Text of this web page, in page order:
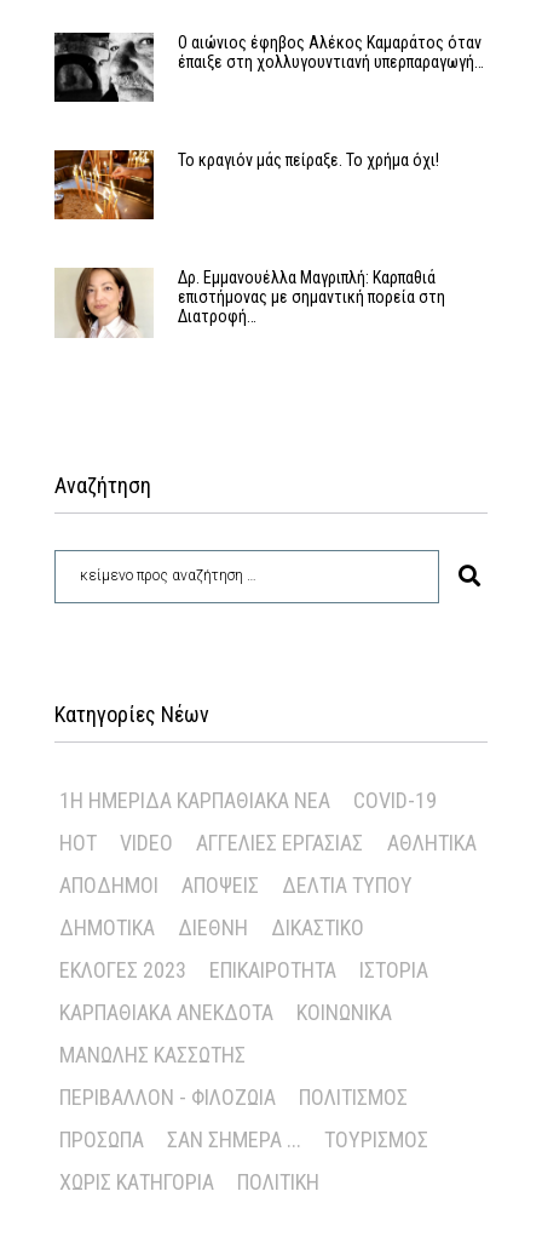
Ο αιώνιος έφηβος Αλέκος Καμαράτος όταν
έπαιξε στη χολλυγουντιανή υπερπαραγωγή…
Το κραγιόν μάς πείραξε. Το χρήμα όχι!
Δρ. Εμμανουέλλα Μαγριπλή: Καρπαθιά
επιστήμονας με σημαντική πορεία στη
Διατροφή…
Αναζήτηση
Κατηγορίες Νέων
1Η ΗΜΕΡΊΔΑ ΚΑΡΠΑΘΙΑΚΆ ΝΈΑ
COVID-19
HOT
VIDEO ΑΓΓΕΛΊΕΣ ΕΡΓΑΣΊΑΣ
ΑΘΛΗΤΙΚΆ
ΑΠΌΔΗΜΟΙ
ΑΠΌΨΕΙΣ
ΔΕΛΤΊΑ ΤΎΠΟΥ
ΔΗΜΟΤΙΚΆ
ΔΙΕΘΝΉ
ΔΙΚΑΣΤΙΚΌ
ΕΚΛΟΓΈΣ 2023
ΕΠΙΚΑΙΡΌΤΗΤΑ
ΙΣΤΟΡΊΑ
ΚΑΡΠΑΘΙΑΚΆ ΑΝΈΚΔΟΤΑ
ΚΟΙΝΩΝΙΚΆ
ΜΑΝΏΛΗΣ ΚΑΣΣΏΤΗΣ
ΠΕΡΙΒΆΛΛΟΝ - ΦΙΛΟΖΩΊΑ
ΠΟΛΙΤΙΣΜΌΣ
ΠΡΌΣΩΠΑ
ΣΑΝ ΣΉΜΕΡΑ ...
ΤΟΥΡΙΣΜΌΣ
ΧΩΡΊΣ ΚΑΤΗΓΟΡΊΑ
ΠΟΛΙΤΙΚΉ